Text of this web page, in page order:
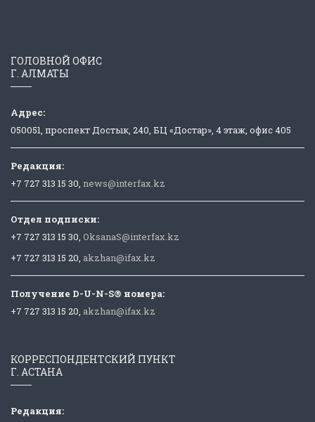
ГОЛОВНОЙ ОФИС
Г. АЛМАТЫ
Адрес:
050051, проспект Достык, 240, БЦ «Достар», 4 этаж, офис 405
Редакция:
+7 727 313 15 30, news@interfax.kz
Отдел подписки:
+7 727 313 15 30, OksanaS@interfax.kz
+7 727 313 15 20, akzhan@ifax.kz
Получение D-U-N-S® номера:
+7 727 313 15 20, akzhan@ifax.kz
КОРРЕСПОНДЕНТСКИЙ ПУНКТ
Г. АСТАНА
Редакция: